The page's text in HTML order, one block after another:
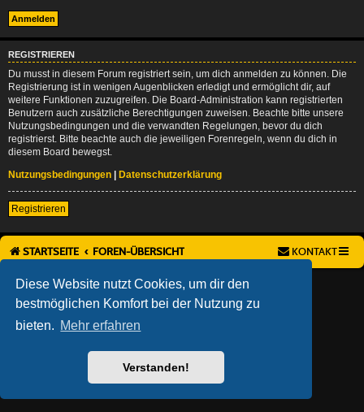
Diese Website nutzt Cookies, um dir den
bestmöglichen Komfort bei der Nutzung zu
bieten. Mehr erfahren
Verstanden!
REGISTRIEREN
Du musst in diesem Forum registriert sein, um dich anmelden zu können. Die
Registrierung ist in wenigen Augenblicken erledigt und ermöglicht dir, auf
weitere Funktionen zuzugreifen. Die Board-Administration kann registrierten
Benutzern auch zusätzliche Berechtigungen zuweisen. Beachte bitte unsere
Nutzungsbedingungen und die verwandten Regelungen, bevor du dich
registrierst. Bitte beachte auch die jeweiligen Forenregeln, wenn du dich in
diesem Board bewegst.
Nutzungsbedingungen | Datenschutzerklärung
Registrieren
STARTSEITE FOREN-ÜBERSICHT KONTAKT
AÇIEEED! STYLE BY
IAN BRADLEY
DEUTSCHE ÜBERSETZUNG DURCHPHPBB.DE
DATENSCHUTZ